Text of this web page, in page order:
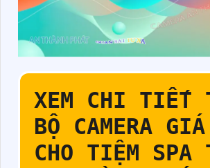
XEM CHI TIẾT
BỘ CAMERA
CHO TIỆM SPA